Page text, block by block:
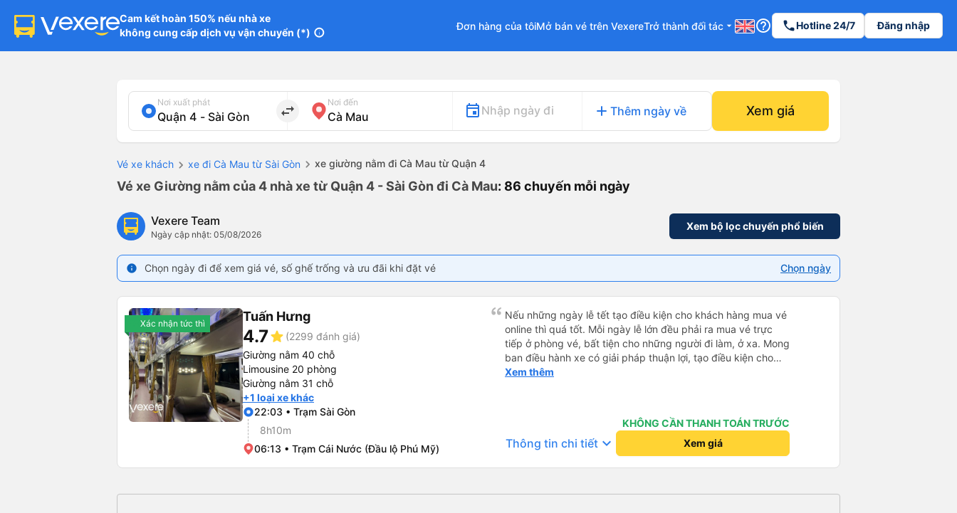
Cam kết hoàn 150% nếu nhà xe
không cung cấp dịch vụ vận chuyển (*) info
Đơn hàng của tôiMở bán vé trên VexereTrở thành đối tác arrow_drop_down help_outline phoneHotline 24/7 Đăng nhập
Nơi xuất phát
import_export
Nơi đến
Nhập ngày đi add Thêm ngày về Xem giá
Vé xe khách xe đi Cà Mau từ Sài Gòn xe giường nằm đi Cà Mau từ Quận 4
Vé xe Giường nằm của 4 nhà xe từ Quận 4 - Sài Gòn đi Cà Mau: 86 chuyến mỗi ngày
Vexere Team
Ngày cập nhật: 05/08/2026
Xem bộ lọc chuyến phổ biến
info Chọn ngày đi để xem giá vé, số ghế trống và ưu đãi khi đặt vé Chọn ngày
Xác nhận tức thì Tuấn Hưng
4.7star (2299 đánh giá)
Giường nằm 40 chỗ
Limousine 20 phòng
Giường nằm 31 chỗ
+1 loại xe khác
22:03 • Trạm Sài Gòn
8h10m
06:13 • Trạm Cái Nước (Đầu lộ Phú Mỹ)
Nếu những ngày lễ tết tạo điều kiện cho khách hàng mua vé
online thì quá tốt. Mỗi ngày lễ lớn đều phải ra mua vé trực
tiếp ở phòng vé, bất tiện cho những người đi làm, ở xa. Mong
ban điều hành xe có giải pháp thuận lợi, tạo điều kiện cho
khách hàng mua vé online (chuyển khoản khi mua vé). Kính
Xem thêm
KHÔNG CẦN THANH TOÁN TRƯỚC
Thông tin chi tiết keyboard_arrow_down Xem giá